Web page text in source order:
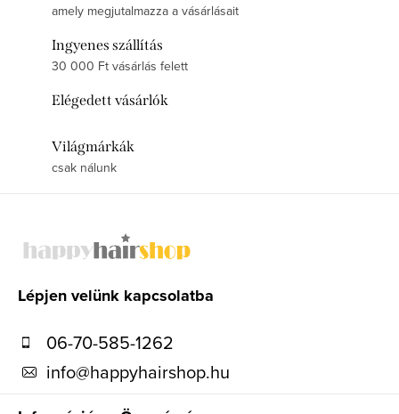
amely megjutalmazza a vásárlásait
Ingyenes szállítás
30 000 Ft vásárlás felett
Elégedett vásárlók
Világmárkák
csak nálunk
Lépjen velünk kapcsolatba
06-70-585-1262
info@happyhairshop.hu